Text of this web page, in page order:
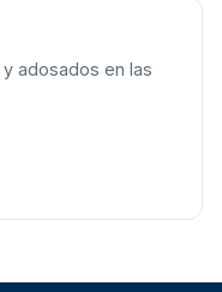
adosados en las